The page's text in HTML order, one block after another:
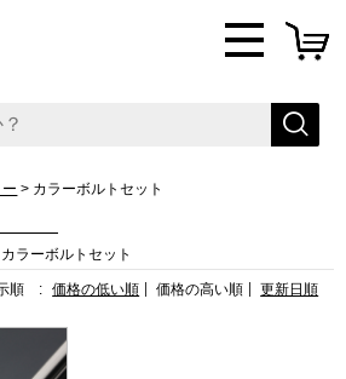
カラーボルトセット
カラーボルトセット
順 : 価格の低い順 価格の高い順 更新日順